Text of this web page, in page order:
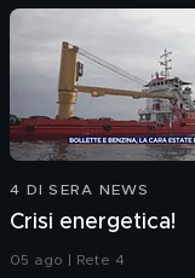
4 DI SERA NEWS
Crisi energetica!
05 ago | Rete 4